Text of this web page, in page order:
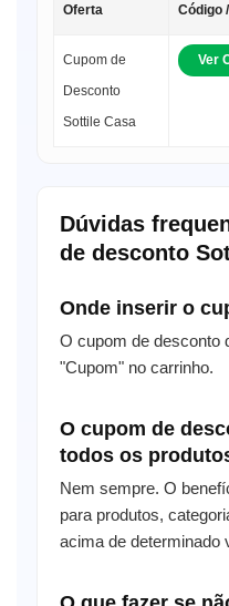
Oferta Código
Cupom de
Desconto
Sottile Casa
Ver
Dúvidas
de desconto
Onde inserir o
O cupom de desconto
"Cupom" no carrinho.
O cupom de
todos os
Nem sempre. O
para produtos,
acima de determinado